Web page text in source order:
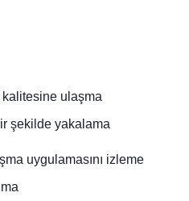
ulaşma
şekilde yakalama
uygulamasını izleme